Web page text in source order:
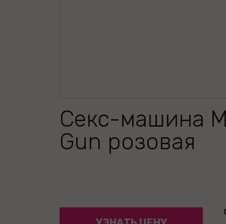
Секс-машина
Gun розовая